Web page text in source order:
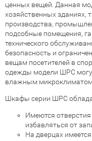
ценных вещей. Данная
хозяйственных зданиях,
производства,
подсобные помещения,
технического
безопасность и
вещам посетителей в
одежды модели ШРС
влажным
Шкафы серии ШРС
Имеются
избавляться от
На дверцах